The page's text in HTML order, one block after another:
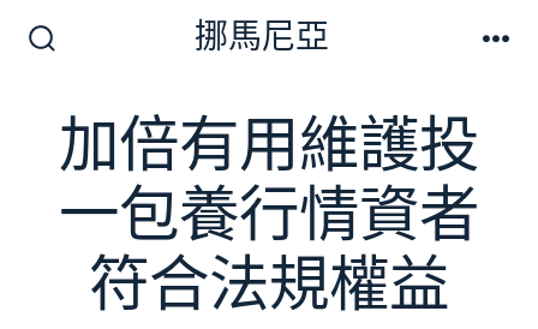
換
開
挪馬尼亞
加倍有用維護投
一包養行情資者
符合法規權益